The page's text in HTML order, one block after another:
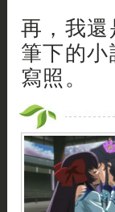
再，我
筆下的
寫照。